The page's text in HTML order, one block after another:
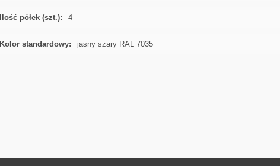
Ilość półek (szt.): 4
Kolor standardowy: jasny szary RAL 7035